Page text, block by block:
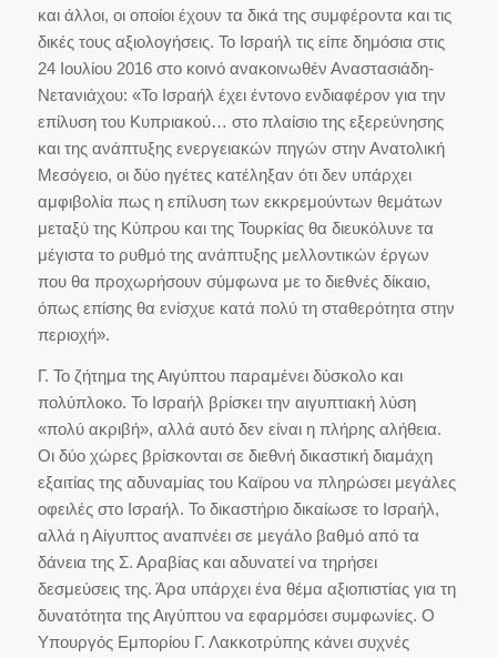
και άλλοι, οι οποίοι έχουν τα δικά της συμφέροντα και τις
δικές τους αξιολογήσεις. Το Ισραήλ τις είπε δημόσια στις
24 Ιουλίου 2016 στο κοινό ανακοινωθέν Αναστασιάδη-
Νετανιάχου: «Το Ισραήλ έχει έντονο ενδιαφέρον για την
επίλυση του Κυπριακού… στο πλαίσιο της εξερεύνησης
και της ανάπτυξης ενεργειακών πηγών στην Ανατολική
Μεσόγειο, οι δύο ηγέτες κατέληξαν ότι δεν υπάρχει
αμφιβολία πως η επίλυση των εκκρεμούντων θεμάτων
μεταξύ της Κύπρου και της Τουρκίας θα διευκόλυνε τα
μέγιστα το ρυθμό της ανάπτυξης μελλοντικών έργων
που θα προχωρήσουν σύμφωνα με το διεθνές δίκαιο,
όπως επίσης θα ενίσχυε κατά πολύ τη σταθερότητα στην
περιοχή».
Γ. Το ζήτημα της Αιγύπτου παραμένει δύσκολο και
πολύπλοκο. Το Ισραήλ βρίσκει την αιγυπτιακή λύση
«πολύ ακριβή», αλλά αυτό δεν είναι η πλήρης αλήθεια.
Οι δύο χώρες βρίσκονται σε διεθνή δικαστική διαμάχη
εξαιτίας της αδυναμίας του Καϊρου να πληρώσει μεγάλες
οφειλές στο Ισραήλ. Το δικαστήριο δικαίωσε το Ισραήλ,
αλλά η Αίγυπτος αναπνέει σε μεγάλο βαθμό από τα
δάνεια της Σ. Αραβίας και αδυνατεί να τηρήσει
δεσμεύσεις της. Άρα υπάρχει ένα θέμα αξιοπιστίας για τη
δυνατότητα της Αιγύπτου να εφαρμόσει συμφωνίες. Ο
Υπουργός Εμπορίου Γ. Λακκοτρύπης κάνει συχνές